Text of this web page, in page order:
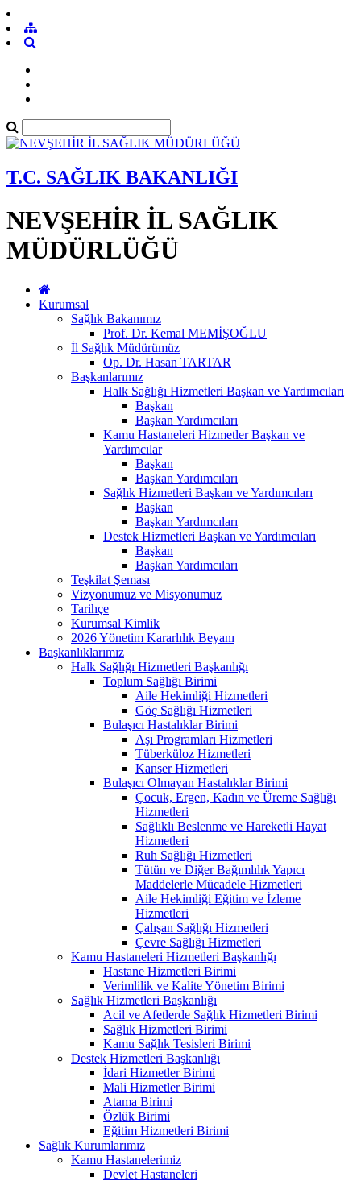
T.C. SAĞLIK BAKANLIĞI
NEVŞEHİR İL SAĞLIK
MÜDÜRLÜĞÜ
Kurumsal
Sağlık Bakanımız
Prof. Dr. Kemal MEMİŞOĞLU
İl Sağlık Müdürümüz
Op. Dr. Hasan TARTAR
Başkanlarımız
Halk Sağlığı Hizmetleri Başkan ve Yardımcıları
Başkan
Başkan Yardımcıları
Kamu Hastaneleri Hizmetler Başkan ve
Yardımcılar
Başkan
Başkan Yardımcıları
Sağlık Hizmetleri Başkan ve Yardımcıları
Başkan
Başkan Yardımcıları
Destek Hizmetleri Başkan ve Yardımcıları
Başkan
Başkan Yardımcıları
Teşkilat Şeması
Vizyonumuz ve Misyonumuz
Tarihçe
Kurumsal Kimlik
2026 Yönetim Kararlılık Beyanı
Başkanlıklarımız
Halk Sağlığı Hizmetleri Başkanlığı
Toplum Sağlığı Birimi
Aile Hekimliği Hizmetleri
Göç Sağlığı Hizmetleri
Bulaşıcı Hastalıklar Birimi
Aşı Programları Hizmetleri
Tüberküloz Hizmetleri
Kanser Hizmetleri
Bulaşıcı Olmayan Hastalıklar Birimi
Çocuk, Ergen, Kadın ve Üreme Sağlığı
Hizmetleri
Sağlıklı Beslenme ve Hareketli Hayat
Hizmetleri
Ruh Sağlığı Hizmetleri
Tütün ve Diğer Bağımlılık Yapıcı
Maddelerle Mücadele Hizmetleri
Aile Hekimliği Eğitim ve İzleme
Hizmetleri
Çalışan Sağlığı Hizmetleri
Çevre Sağlığı Hizmetleri
Kamu Hastaneleri Hizmetleri Başkanlığı
Hastane Hizmetleri Birimi
Verimlilik ve Kalite Yönetim Birimi
Sağlık Hizmetleri Başkanlığı
Acil ve Afetlerde Sağlık Hizmetleri Birimi
Sağlık Hizmetleri Birimi
Kamu Sağlık Tesisleri Birimi
Destek Hizmetleri Başkanlığı
İdari Hizmetler Birimi
Mali Hizmetler Birimi
Atama Birimi
Özlük Birimi
Eğitim Hizmetleri Birimi
Sağlık Kurumlarımız
Kamu Hastanelerimiz
Devlet Hastaneleri